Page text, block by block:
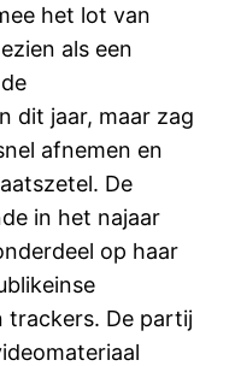
het lot van
als een
dit jaar, maar zag
afnemen en
De
in het najaar
op haar
trackers. De partij